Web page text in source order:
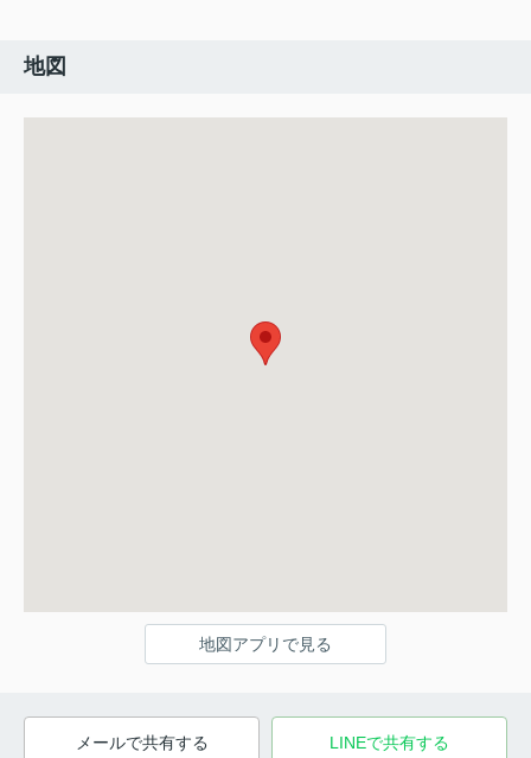
地図
地図アプリで見る
メールで共有する LINEで共有する